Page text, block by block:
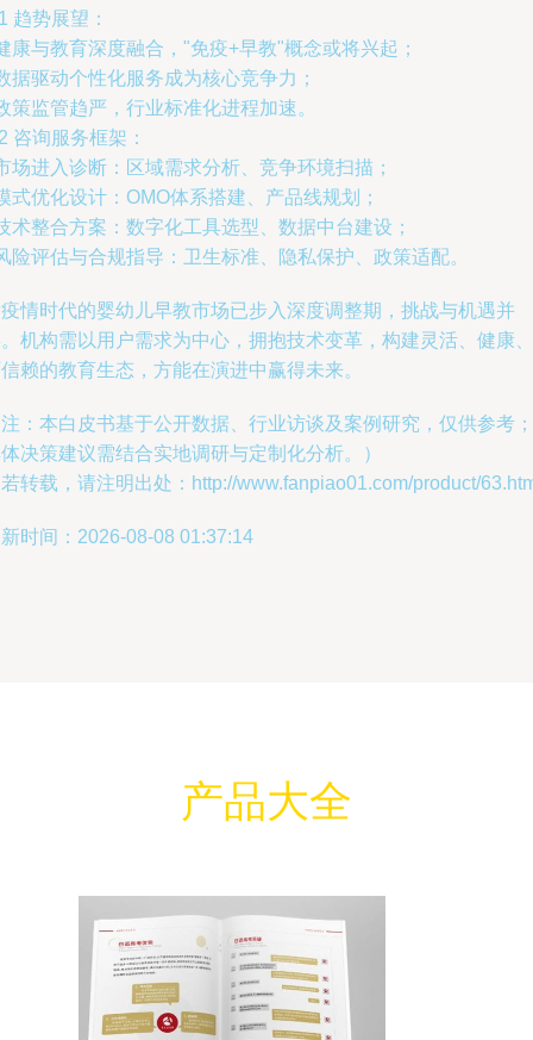
趋势展望：
康与教育深度融合，"免疫+早教"概念或将兴起；
据驱动个性化服务成为核心竞争力；
策监管趋严，行业标准化进程加速。
咨询服务框架：
场进入诊断：区域需求分析、竞争环境扫描；
式优化设计：OMO体系搭建、产品线规划；
术整合方案：数字化工具选型、数据中台建设；
险评估与合规指导：卫生标准、隐私保护、政策适配。
情时代的婴幼儿早教市场已步入深度调整期，挑战与机遇并
机构需以用户需求为中心，拥抱技术变革，构建灵活、健康、
赖的教育生态，方能在演进中赢得未来。
：本白皮书基于公开数据、行业访谈及案例研究，仅供参考；
决策建议需结合实地调研与定制化分析。）
转载，请注明出处：http://www.fanpiao01.com/product/
时间：2026-08-08 01:37:14
产品大全